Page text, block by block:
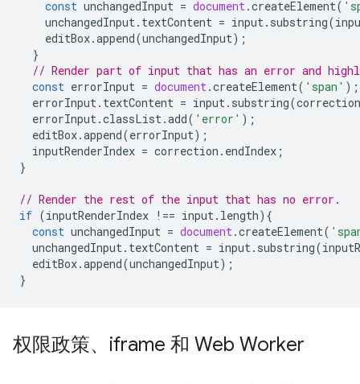
const unchangedInput = document.createElement(
unchangedInput. textContent = input. substring(
editBox.append(unchangedInput);
}
// Render part of input that has an error and
const errorInput = document.createElement( 'span' );
errorInput. textContent = input. substring(correction
errorInput.classList.add( 'error' );
editBox.append(errorInput);
inputRenderIndex = correction . endIndex ;
}
// Render the rest of the input that has no error.
if (inputRenderIndex !== input. length){
const unchangedInput = document.createElement(
unchangedInput. textContent = input. substring(
editBox.append(unchangedInput);
}
权限政策、iframe 和 Web Worker